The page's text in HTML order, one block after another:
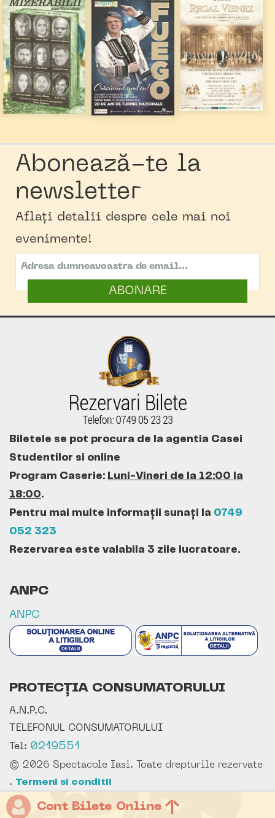
Cont Bilete Online
Abonează-te la
newsletter
Aflați detalii despre cele mai noi
evenimente!
ABONARE
Biletele se pot procura de la agentia Casei
Studentilor si online
Program Caserie: Luni-Vineri de la 12:00 la
18:00.
Pentru mai multe informații sunați la 0749
052 323
Rezervarea este valabila 3 zile lucratoare.
ANPC
ANPC
PROTECȚIA CONSUMATORULUI
A.N.P.C.
TELEFONUL CONSUMATORULUI
Tel: 0219551
© 2026 Spectacole Iasi. Toate drepturile rezervate
. Termeni si conditii